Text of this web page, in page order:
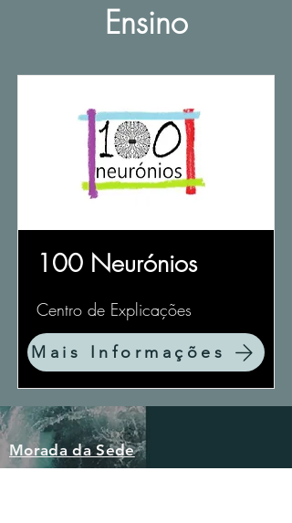
Ensino
100 Neurónios
Centro de Explicações
Mais Informações
Morada da Sede